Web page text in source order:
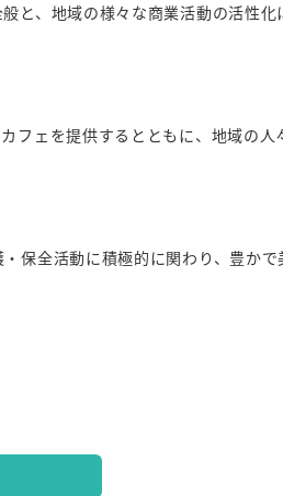
と、地域の様々な商業活動の活性化
フェを提供するとともに、地域の人
保全活動に積極的に関わり、豊かで